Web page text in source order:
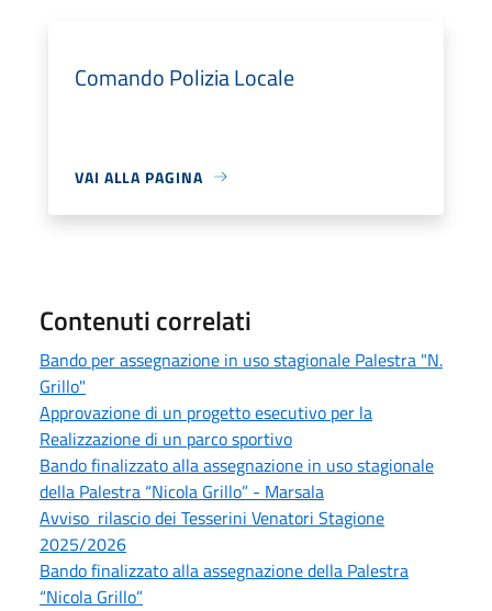
Comando Polizia Locale
VAI ALLA PAGINA
Contenuti correlati
Bando per assegnazione in uso stagionale Palestra "N.
Grillo"
Approvazione di un progetto esecutivo per la
Realizzazione di un parco sportivo
Bando finalizzato alla assegnazione in uso stagionale
della Palestra “Nicola Grillo” - Marsala
Avviso rilascio dei Tesserini Venatori Stagione
2025/2026
Bando finalizzato alla assegnazione della Palestra
“Nicola Grillo”